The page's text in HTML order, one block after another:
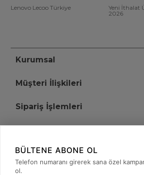
Lenovo Lecoo Türkiye
Yeni İthalat
2026
Kurumsal
Müşteri İlişkileri
Sipariş İşlemleri
+90 (850) 473 08
BÜLTENE ABONE OL
Telefon numaranı girerek sana özel
ol.